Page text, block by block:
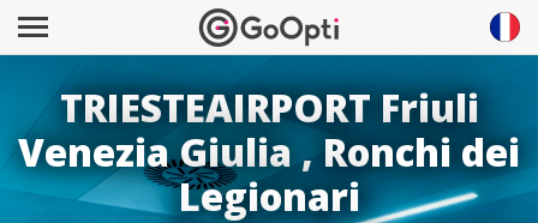
TRIESTEAIRPORT Friuli
Venezia Giulia , Ronchi dei
Legionari